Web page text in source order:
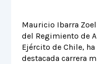
Mauricio Ibarra
del Regimiento de
Ejército de Chile,
destacada carrera